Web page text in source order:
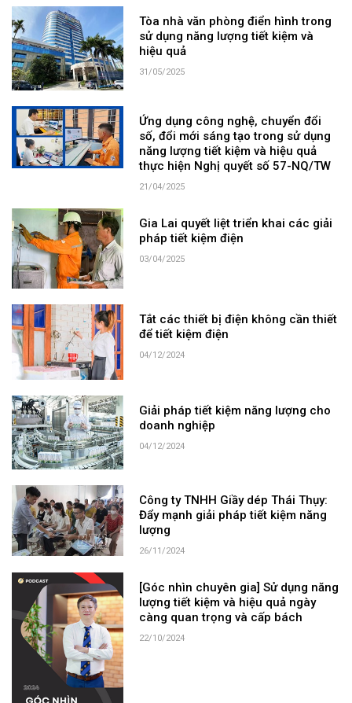
Tòa nhà văn phòng điển hình trong
sử dụng năng lượng tiết kiệm và
hiệu quả
31/05/2025
Ứng dụng công nghệ, chuyển đổi
số, đổi mới sáng tạo trong sử dụng
năng lượng tiết kiệm và hiệu quả
thực hiện Nghị quyết số 57-NQ/TW
21/04/2025
Gia Lai quyết liệt triển khai các giải
pháp tiết kiệm điện
03/04/2025
Tắt các thiết bị điện không cần thiết
để tiết kiệm điện
04/12/2024
Giải pháp tiết kiệm năng lượng cho
doanh nghiệp
04/12/2024
Công ty TNHH Giầy dép Thái Thụy:
Đẩy mạnh giải pháp tiết kiệm năng
lượng
26/11/2024
[Góc nhìn chuyên gia] Sử dụng năng
lượng tiết kiệm và hiệu quả ngày
càng quan trọng và cấp bách
22/10/2024